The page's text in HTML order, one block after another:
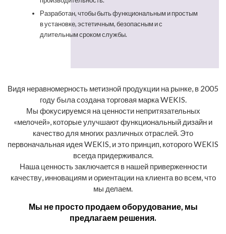
Разработан, чтобы быть функциональным и простым
в установке, эстетичным, безопасным и с
длительным сроком службы.
Видя неравномерность метизной продукции на рынке, в 2005
году была создана торговая марка WEKIS.
Мы фокусируемся на ценности непритязательных
«мелочей», которые улучшают функциональный дизайн и
качество для многих различных отраслей. Это
первоначальная идея WEKIS, и это принцип, которого WEKIS
всегда придерживался.
Наша ценность заключается в нашей приверженности
качеству, инновациям и ориентации на клиента во всем, что
мы делаем.
Мы не просто продаем оборудование, мы
предлагаем решения.